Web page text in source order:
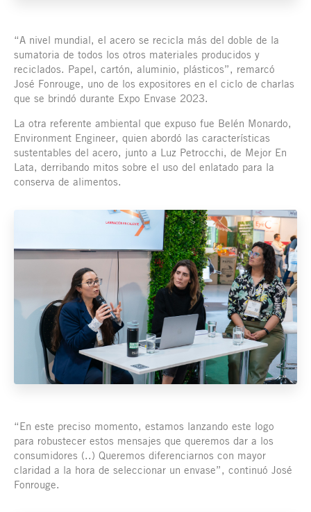
“A nivel mundial, el acero se recicla más del doble de la
sumatoria de todos los otros materiales producidos y
reciclados. Papel, cartón, aluminio, plásticos”, remarcó
José Fonrouge, uno de los expositores en el ciclo de charlas
que se brindó durante Expo Envase 2023.
La otra referente ambiental que expuso fue Belén Monardo,
Environment Engineer, quien abordó las características
sustentables del acero, junto a Luz Petrocchi, de Mejor En
Lata, derribando mitos sobre el uso del enlatado para la
conserva de alimentos.
“En este preciso momento, estamos lanzando este logo
para robustecer estos mensajes que queremos dar a los
consumidores (..) Queremos diferenciarnos con mayor
claridad a la hora de seleccionar un envase”, continuó José
Fonrouge.